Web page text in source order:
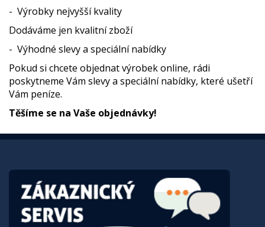
- Výrobky nejvyšší kvality
Dodáváme jen kvalitní zboží
- Výhodné slevy a speciální nabídky
Pokud si chcete objednat výrobek online, rádi
poskytneme Vám slevy a speciální nabídky, které ušetří
Vám peníze.
Těšíme se na Vaše objednávky!